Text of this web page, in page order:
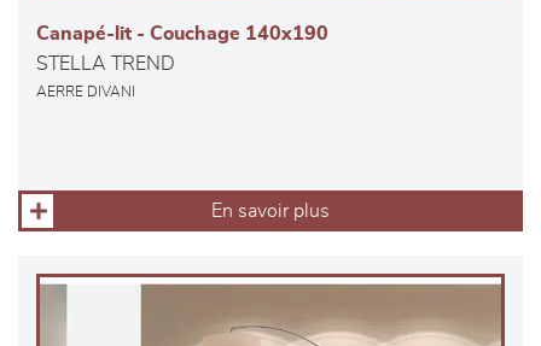
Canapé-lit - Couchage 140x190
STELLA TREND
AERRE DIVANI
En savoir plus